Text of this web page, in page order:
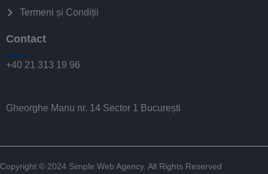
Termeni și Condiții
Contact
+40 21 313 19 96
Gheorghe Manu nr. 14 Sector 1 București
Copyright © 2024 Simple Web Agency. All Rights Reserved